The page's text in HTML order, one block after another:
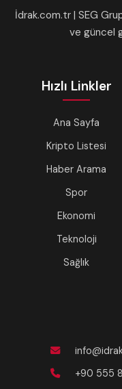
İdrak.com.tr | SEG
ve güncel
Hızlı Linkler
Ana Sayfa
Kripto Listesi
Haber Arama
Spor
Ekonomi
Teknoloji
Sağlık
+90 555